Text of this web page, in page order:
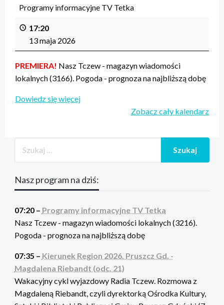
Programy informacyjne TV Tetka
17:20
13 maja 2026
PREMIERA! Nasz Tczew - magazyn wiadomości
lokalnych (3166). Pogoda - prognoza na najbliższą dobę
Dowiedz się więcej
Zobacz cały kalendarz
Nasz program na dziś:
07:20 – Programy informacyjne TV Tetka
Nasz Tczew - magazyn wiadomości lokalnych (3216).
Pogoda - prognoza na najbliższą dobę
07:35 – Kierunek Region 2026. Pruszcz Gd. -
Magdalena Riebandt (odc. 21)
Wakacyjny cykl wyjazdowy Radia Tczew. Rozmowa z
Magdaleną Riebandt, czyli dyrektorką Ośrodka Kultury,